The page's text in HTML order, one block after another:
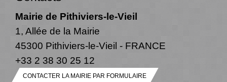
Mairie de Pithiviers-le-Vieil
1, Allée de la Mairie
45300 Pithiviers-le-Vieil - FRANCE
+33 2 38 30 25 12
CONTACTER LA MAIRIE PAR FORMULAIRE